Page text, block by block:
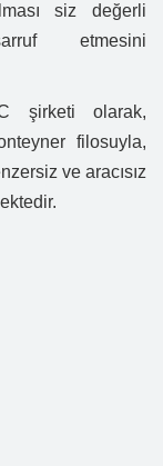
siz değerli
etmesini
şirketi olarak,
filosuyla,
ve aracısız